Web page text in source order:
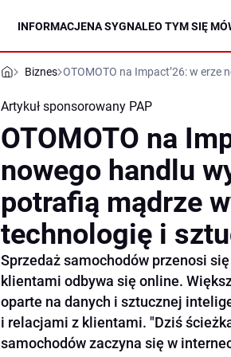
INFORMACJENA SYGNALEO TYM SIĘ
Biznes OTOMOTO na Impact’26: w
Artykuł sponsorowany PAP
OTOMOTO na
nowego handlu
potrafią mądrze
technologię i
Sprzedaż samochodów przenosi
klientami odbywa się online.
oparte na danych i sztucznej
i relacjami z klientami. "Dziś
samochodów zaczyna się w